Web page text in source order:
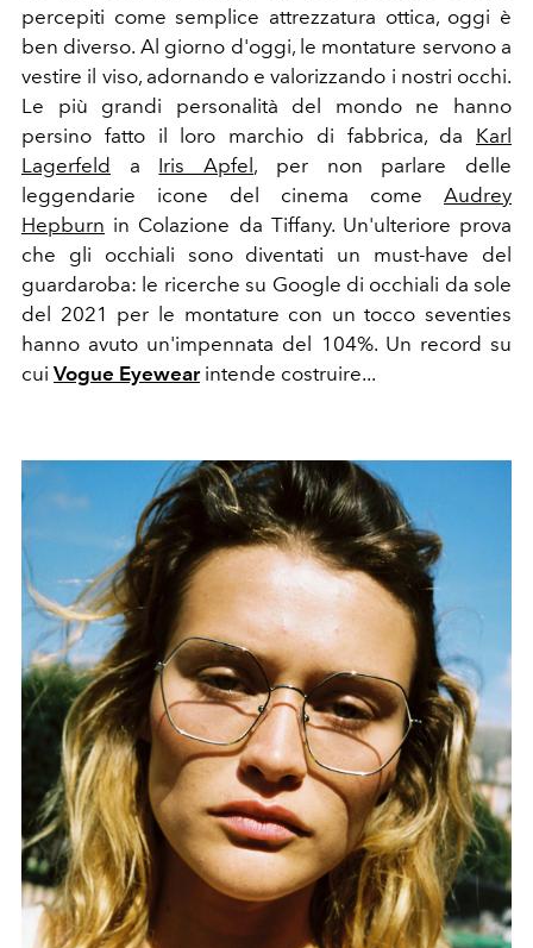
percepiti come semplice attrezzatura ottica, oggi è
ben diverso. Al giorno d'oggi, le montature servono a
vestire il viso, adornando e valorizzando i nostri occhi.
Le più grandi personalità del mondo ne hanno
persino fatto il loro marchio di fabbrica, da
Karl
Lagerfeld a Iris Apfel , per non parlare delle
leggendarie icone del cinema come
Audrey
Hepburn in Colazione da Tiffany. Un'ulteriore prova
che gli occhiali sono diventati un must-have del
guardaroba: le ricerche su Google di occhiali da sole
del 2021 per le montature con un tocco seventies
hanno avuto un'impennata del 104%. Un record su
cui Vogue Eyewearintende costruire...